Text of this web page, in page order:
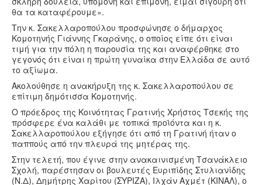
θα τα καταφέρουμε».
Την κ. Σακελλαροπούλου προσφώνησε ο δήμαρχος
Κομοτηνής Γιάννης Γκαράνης, ο οποίος είπε ότι είναι
τιμή για την πόλη η παρουσία της και αναφέρθηκε στο
γεγονός ότι είναι η πρώτη γυναίκα στην Ελλάδα σε αυτό
το αξίωμα.
Ακολούθησε η ανακήρυξη της κ. Σακελλαροπούλου σε
επίτιμη δημότισσα Κομοτηνής.
Ο πρόεδρος της Κοινότητας Γρατινής Χρήστος Τσεκής της
πρόσφερε ένα καλάθι με τοπικά προϊόντα και η κ.
Σακελλαροπούλου εξήγησε ότι από τη Γρατινή ήταν ο
παππούς από την πλευρά της μητέρας της.
Στην τελετή, που έγινε στην ανακαινισμένη Τσανάκλειο
Σχολή, παρέστησαν οι βουλευτές Ευριπίδης Στυλιανίδης
(Ν.Δ), Δημήτρης Χαρίτου (ΣΥΡΙΖΑ), Ιλχάν Αχμέτ (ΚΙΝΑΛ), ο